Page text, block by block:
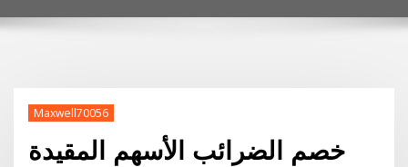
Maxwell70056
خصم الضرائب الأسهم المقيدة